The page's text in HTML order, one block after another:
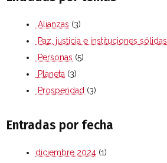
Alianzas (3)
Paz, justicia e instituciones sólidas
Personas (5)
Planeta (3)
Prosperidad (3)
Entradas por fecha
diciembre 2024 (1)